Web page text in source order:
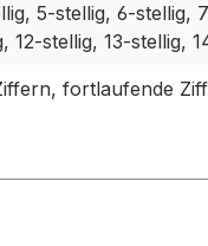
5-stellig, 6-stellig,
12-stellig, 13-stellig,
fortlaufende